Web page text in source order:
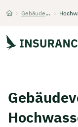
> Gebäudeversicherung >
Unternehmen